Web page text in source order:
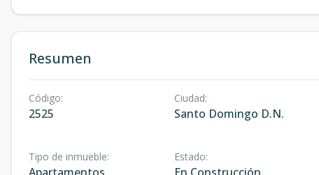
Resumen
Código:
2525
Ciudad:
Santo Domingo D.N.
Tipo de inmueble: Estado: